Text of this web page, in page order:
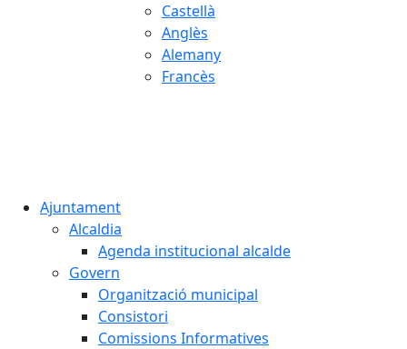
Castellà
Anglès
Alemany
Francès
Ajuntament
Alcaldia
Agenda institucional alcalde
Govern
Organització municipal
Consistori
Comissions Informatives